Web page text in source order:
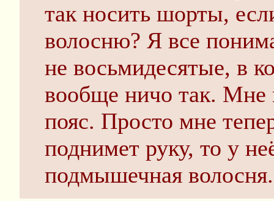
так носить шорты,
волосню? Я все
не восьмидесятые, в
вообще ничо так. Мне
пояс. Просто мне
поднимет руку, то у
подмышечная волосня.